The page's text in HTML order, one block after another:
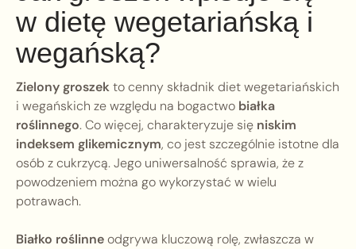
w dietę wegetariańską i
wegańską?
Zielony groszekto cenny składnik diet wegetariańskich
i wegańskich ze względu na bogactwo białka
roślinnego. Co więcej, charakteryzuje się niskim
indeksem glikemicznym, co jest szczególnie istotne dla
osób z cukrzycą. Jego uniwersalność sprawia, że z
powodzeniem można go wykorzystać w wielu
potrawach.
Białko roślinneodgrywa kluczową rolę, zwłaszcza w